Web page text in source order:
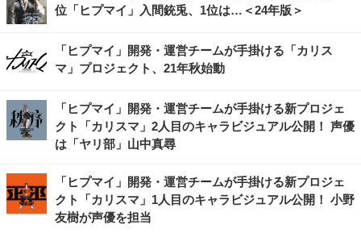
位「ヒプマイ」入間銃兎、1位は…＜24年版＞
「ヒプマイ」開発・運営チームが手掛ける「カリス
マ」プロジェクト、21年秋始動
「ヒプマイ」開発・運営チームが手掛ける新プロジェ
クト「カリスマ」2人目のキャラビジュアル公開！ 声優
は「ヤリ部」山中真尋
「ヒプマイ」開発・運営チームが手掛ける新プロジェ
クト「カリスマ」1人目のキャラビジュアル公開！ 小野
友樹が声優を担当